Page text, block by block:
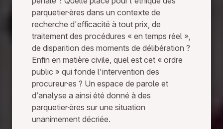
t
:
g
r
a
t
t
parquetier·ères dans un contexte de
recherche d'efficacité à tout prix, de
traitement des procédures « en temps réel »,
de disparition des moments de délibération ?
Enfin en matière civile, quel est cet « ordre
public » qui fonde l'intervention des
procureur·es ? Un espace de parole et
d’analyse a ainsi été donné à des
parquetier·ères sur une situation
unanimement décriée.